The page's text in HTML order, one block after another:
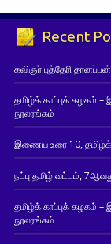
Recent
கவிஞர் புத்தேரி
தமிழ்க் காப்புக் கழகம்
நூலரங்கம்
இணைய உரை 10,
நட்பு தமிழ் வட்டம்,
தமிழ்க் காப்புக் கழகம்
நூலரங்கம்